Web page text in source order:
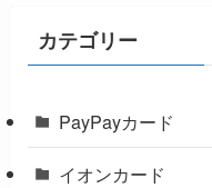
カテゴリー
PayPayカード
イオンカード